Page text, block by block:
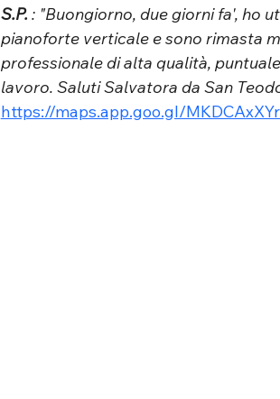
S.P. : "Buongiorno, due giorni fa', ho
pianoforte verticale e sono rimasta
professionale di alta qualità,
lavoro. Saluti Salvatora da San
https://maps.app.goo.gl/